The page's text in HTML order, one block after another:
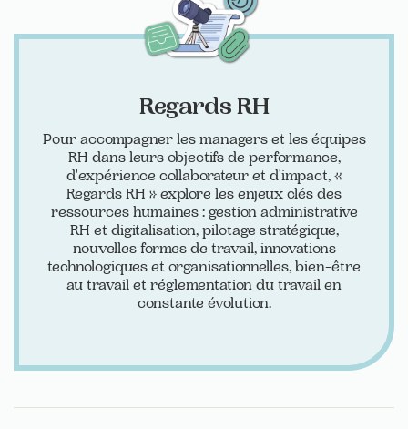
Regards RH
Pour accompagner les managers et les équipes
RH dans leurs objectifs de performance,
d'expérience collaborateur et d'impact, «
Regards RH » explore les enjeux clés des
ressources humaines : gestion administrative
RH et digitalisation, pilotage stratégique,
nouvelles formes de travail, innovations
technologiques et organisationnelles, bien-être
au travail et réglementation du travail en
constante évolution.